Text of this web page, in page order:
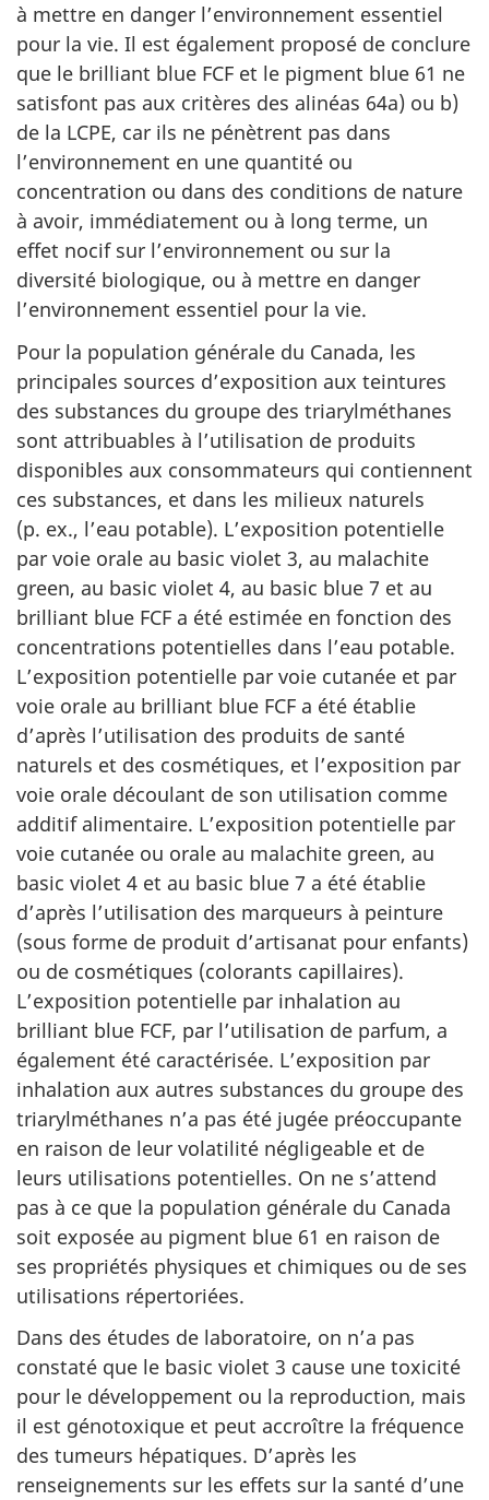
à mettre en danger l’environnement essentiel
pour la vie. Il est également proposé de conclure
que le brilliant blue FCF et le pigment blue 61 ne
satisfont pas aux critères des alinéas 64a) ou b)
de la LCPE, car ils ne pénètrent pas dans
l’environnement en une quantité ou
concentration ou dans des conditions de nature
à avoir, immédiatement ou à long terme, un
effet nocif sur l’environnement ou sur la
diversité biologique, ou à mettre en danger
l’environnement essentiel pour la vie.
Pour la population générale du Canada, les
principales sources d’exposition aux teintures
des substances du groupe des triarylméthanes
sont attribuables à l’utilisation de produits
disponibles aux consommateurs qui contiennent
ces substances, et dans les milieux naturels
(p. ex., l’eau potable). L’exposition potentielle
par voie orale au basic violet 3, au malachite
green, au basic violet 4, au basic blue 7 et au
brilliant blue FCF a été estimée en fonction des
concentrations potentielles dans l’eau potable.
L’exposition potentielle par voie cutanée et par
voie orale au brilliant blue FCF a été établie
d’après l’utilisation des produits de santé
naturels et des cosmétiques, et l’exposition par
voie orale découlant de son utilisation comme
additif alimentaire. L’exposition potentielle par
voie cutanée ou orale au malachite green, au
basic violet 4 et au basic blue 7 a été établie
d’après l’utilisation des marqueurs à peinture
(sous forme de produit d’artisanat pour enfants)
ou de cosmétiques (colorants capillaires).
L’exposition potentielle par inhalation au
brilliant blue FCF, par l’utilisation de parfum, a
également été caractérisée. L’exposition par
inhalation aux autres substances du groupe des
triarylméthanes n’a pas été jugée préoccupante
en raison de leur volatilité négligeable et de
leurs utilisations potentielles. On ne s’attend
pas à ce que la population générale du Canada
soit exposée au pigment blue 61 en raison de
ses propriétés physiques et chimiques ou de ses
utilisations répertoriées.
Dans des études de laboratoire, on n’a pas
constaté que le basic violet 3 cause une toxicité
pour le développement ou la reproduction, mais
il est génotoxique et peut accroître la fréquence
des tumeurs hépatiques. D’après les
renseignements sur les effets sur la santé d’une